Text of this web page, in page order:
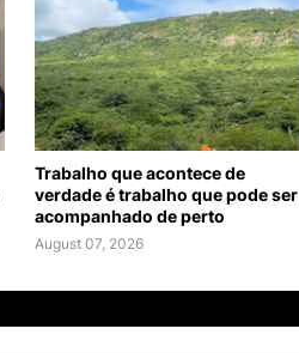
Trabalho que acontece de
verdade é trabalho que pode ser
acompanhado de perto
August 07, 2026